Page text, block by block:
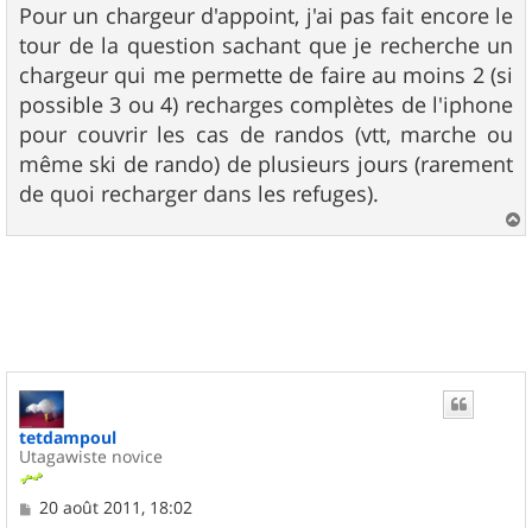
Pour un chargeur d'appoint, j'ai pas fait encore le
tour de la question sachant que je recherche un
chargeur qui me permette de faire au moins 2 (si
possible 3 ou 4) recharges complètes de l'iphone
pour couvrir les cas de randos (vtt, marche ou
même ski de rando) de plusieurs jours (rarement
de quoi recharger dans les refuges).
a
tetdampoul
Utagawiste novice
M
20 août 2011, 18:02